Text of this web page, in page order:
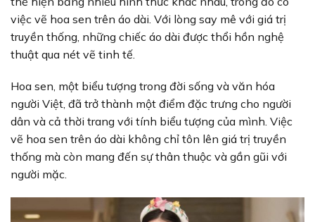
việc vẽ hoa sen trên áo dài. Với lòng say mê với giá trị
truyền thống, những chiếc áo dài được thổi hồn nghệ
thuật qua nét vẽ tinh tế.
Hoa sen, một biểu tượng trong đời sống và văn hóa
người Việt, đã trở thành một điểm đặc trưng cho người
dân và cả thời trang với tính biểu tượng của mình. Việc
vẽ hoa sen trên áo dài không chỉ tôn lên giá trị truyền
thống mà còn mang đến sự thân thuộc và gần gũi với
người mặc.